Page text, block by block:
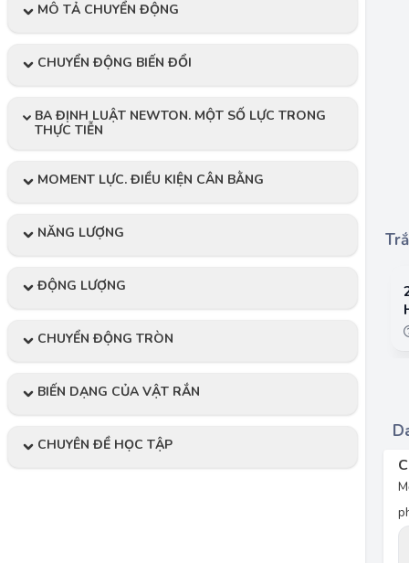
MÔ TẢ CHUYỂN ĐỘNG
CHUYỂN ĐỘNG BIẾN ĐỔI
BA ĐỊNH LUẬT NEWTON. MỘT SỐ LỰC TRONG
THỰC TIỄN
MOMENT LỰC. ĐIỀU KIỆN CÂN BẰNG
NĂNG LƯỢNG
ĐỘNG LƯỢNG
CHUYỂN ĐỘNG TRÒN
BIẾN DẠNG CỦA VẬT RẮN
CHUYÊN ĐỀ HỌC TẬP